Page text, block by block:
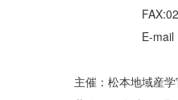
FAX:0263-
E-mail
主催：松本地域産